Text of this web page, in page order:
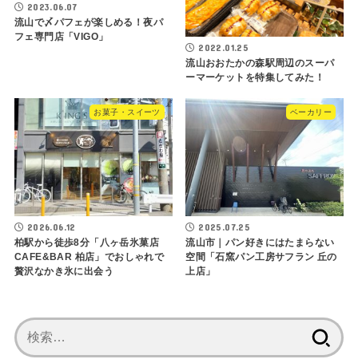
2023.06.07
流山で〆パフェが楽しめる！夜パ
フェ専門店「VIGO」
2022.01.25
流山おおたかの森駅周辺のスーパ
ーマーケットを特集してみた！
お菓子・スイーツ
2026.06.12
柏駅から徒歩8分「八ヶ岳氷菓店
CAFE&BAR 柏店」でおしゃれで
贅沢なかき氷に出会う
ベーカリー
2025.07.25
流山市｜パン好きにはたまらない
空間「石窯パン工房サフラン 丘の
上店」
索: